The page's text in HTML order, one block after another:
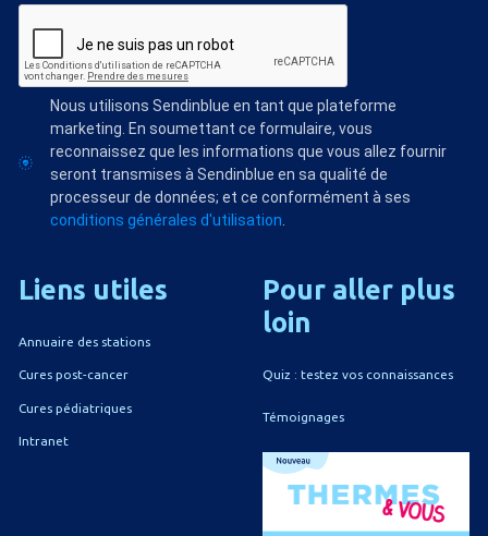
Nous utilisons Sendinblue en tant que plateforme
marketing. En soumettant ce formulaire, vous
reconnaissez que les informations que vous allez fournir
seront transmises à Sendinblue en sa qualité de
processeur de données; et ce conformément à ses
conditions générales d'utilisation
Liens utiles
Annuaire des stations
Cures post-cancer
Cures pédiatriques
Intranet
Pour aller plus
loin
Quiz : testez vos connaissances
Témoignages